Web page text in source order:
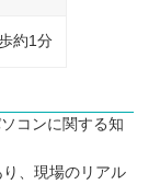
約1分
コンに関する知
、現場のリアル